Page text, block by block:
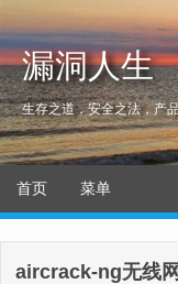
漏洞人生
生存之道，安全之法，产
首页 菜单
aircrack-ng无线